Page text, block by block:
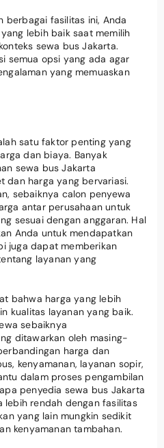
berbagai fasilitas ini, Anda
lebih baik saat memilih
sewa bus Jakarta.
semua opsi yang ada agar
yang memuaskan
satu faktor penting yang
dan biaya. Banyak
sewa bus Jakarta
dan harga yang bervariasi.
sebaiknya calon penyewa
antar perusahaan untuk
sesuai dengan anggaran. Hal
Anda untuk mendapatkan
juga dapat memberikan
layanan yang
bahwa harga yang lebih
kualitas layanan yang baik.
sebaiknya
ditawarkan oleh masing-
harga dan
kenyamanan, layanan sopir,
dalam proses pengambilan
penyedia sewa bus Jakarta
lebih rendah dengan fasilitas
yang lain mungkin sedikit
kenyamanan tambahan.